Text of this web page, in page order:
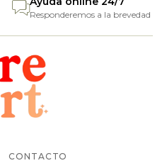
Responderemos a la brevedad
CONTACTO